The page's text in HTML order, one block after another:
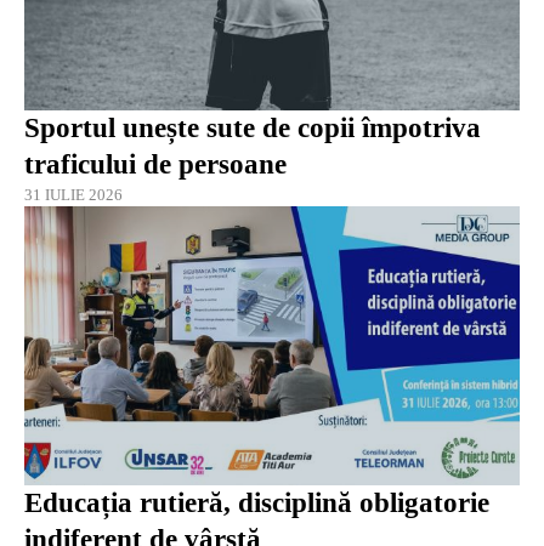
Sportul unește sute de copii împotriva
traficului de persoane
31 IULIE 2026
Educația rutieră, disciplină obligatorie
indiferent de vârstă